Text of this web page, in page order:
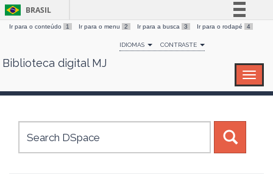
Skip
BRASIL
Simplifique!
Comunica BR
Canais
Ir para o conteúdo 1 Ir para o menu 2 Ir para a busca 3 Ir para o rodapé 4
IDIOMAS CONTRASTE
Biblioteca digital MJ